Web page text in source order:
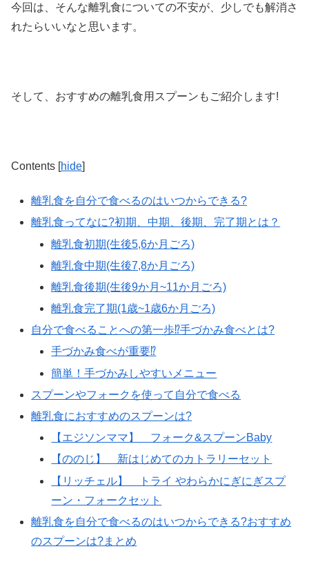
今回は、そんな離乳食についての不安が、少しでも解消さ
れたらいいなと思います。
そして、おすすめの離乳食用スプーンもご紹介します!
Contents [hide]
離乳食を自分で食べるのはいつからできる?
離乳食ってなに?初期、中期、後期、完了期とは？
離乳食初期(生後5,6か月ごろ)
離乳食中期(生後7,8か月ごろ)
離乳食後期(生後9か月~11か月ごろ)
離乳食完了期(1歳~1歳6か月ごろ)
自分で食べることへの第一歩⁉手づかみ食べとは?
手づかみ食べが重要⁉
簡単！手づかみしやすいメニュー
スプーンやフォークを使って自分で食べる
離乳食におすすめのスプーンは?
【エジソンママ】 フォーク&スプーンBaby
【ののじ】 新はじめてのカトラリーセット
【リッチェル】 トライ やわらかにぎにぎスプ
ーン・フォークセット
離乳食を自分で食べるのはいつからできる?おすすめ
のスプーンは?まとめ